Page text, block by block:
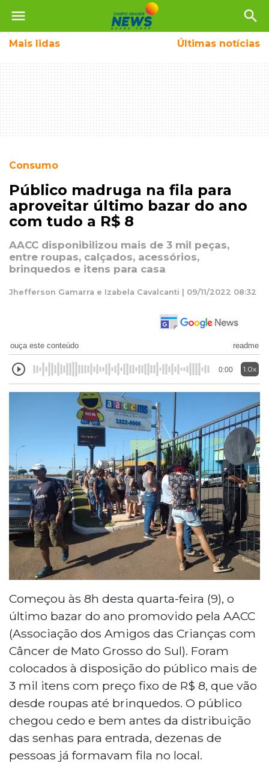
menu search
Mais lidas Últimas notícias
Consumo
Público madruga na fila para
aproveitar último bazar do ano
com tudo a R$ 8
AACC disponibilizou mais de 3 mil peças,
entre roupas, calçados, acessórios,
brinquedos e itens para casa
Jhefferson Gamarra e Izabela Cavalcanti | 09/11/2022 08:32
ouça este conteúdo readme
0:00 1.0x
Começou às 8h desta quarta-feira (9), o
último bazar do ano promovido pela AACC
(Associação dos Amigos das Crianças com
Câncer de Mato Grosso do Sul). Foram
colocados à disposição do público mais de
3 mil itens com preço fixo de R$ 8, que vão
desde roupas até brinquedos. O público
chegou cedo e bem antes da distribuição
das senhas para entrada, dezenas de
pessoas já formavam fila no local.